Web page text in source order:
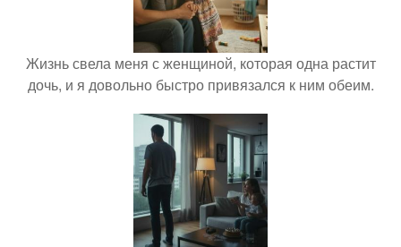
Жизнь свела меня с женщиной, которая одна растит
дочь, и я довольно быстро привязался к ним обеим.